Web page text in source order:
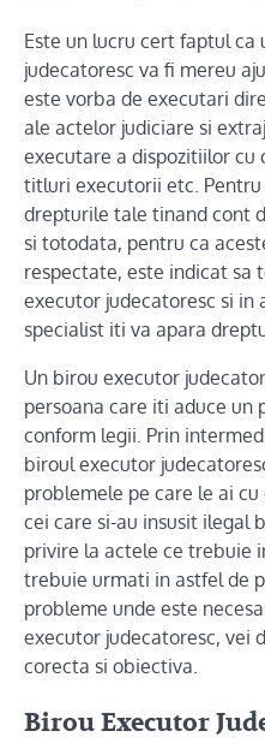
Este un lucru cert faptul ca
judecatoresc va fi mereu
este vorba de executari
ale actelor judiciare si
executare a dispozitiilor cu
titluri executorii etc.
drepturile tale tinand cont
si totodata, pentru ca
respectate, este indicat sa
executor judecatoresc si in
specialist iti va apara
Un birou executor
persoana care iti aduce un
conform legii. Prin
biroul executor
problemele pe care le ai
cei care si-au insusit ilegal
privire la actele ce trebuie
trebuie urmati in astfel de
probleme unde este
executor judecatoresc, vei
corecta si obiectiva.
Birou Executor